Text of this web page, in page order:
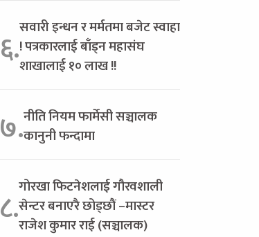
६.सवारी इन्धन र मर्मतमा बजेट स्वाहा
! पत्रकारलाई बाँड्न महासंघ
शाखालाई १० लाख !!
७.नीति नियम फार्मेसी सञ्चालक
कानुनी फन्दामा
८.गोरखा फिटनेशलाई गौरवशाली
सेन्टर बनाएरै छोड्छौं –मास्टर
राजेश कुमार राई (सञ्चालक)